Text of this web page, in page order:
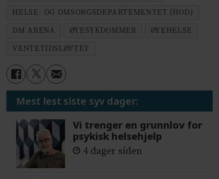
HELSE- OG OMSORGSDEPARTEMENTET (HOD)
DM ARENA
ØYESYKDOMMER
ØYEHELSE
VENTETIDSLØFTET
Mest lest siste syv dager:
Vi trenger en grunnlov for
psykisk helsehjelp
4 dager siden